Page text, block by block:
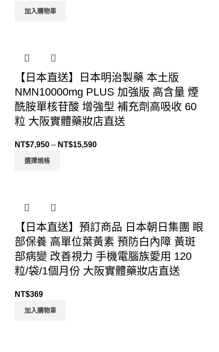
加入購物車
【日本直送】日本明治製藥 本土版
NMN10000mg PLUS 加強版 高含量 煙
酰胺單核苷酸 增強型 補充劑高吸收 60
粒 大阪實體藥妝店直送
NT$7,950 – NT$15,590
選擇規格
【日本直送】預訂商品 日本朝日集團 眼
部保養 高單位葉黃素 預防白內障 黃斑
部病變 改善視力 手機電腦族愛用 120
粒/袋/1個月份 大阪實體藥妝店直送
NT$369
加入購物車